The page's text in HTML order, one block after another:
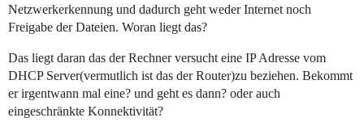
Netzwerkerkennung und dadurch geht weder Internet noch
Freigabe der Dateien. Woran liegt das?
Das liegt daran das der Rechner versucht eine IP Adresse vom
DHCP Server(vermutlich ist das der Router)zu beziehen. Bekommt
er irgentwann mal eine? und geht es dann? oder auch
eingeschränkte Konnektivität?